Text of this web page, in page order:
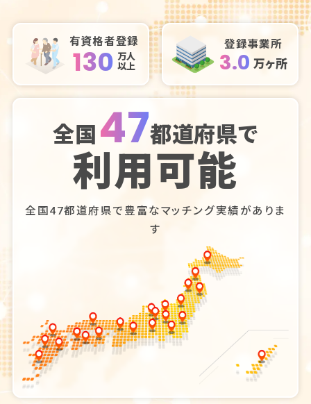
有資格者登録
130 万人
以上
登録事業所
3.0 万ヶ所
全国 47都道府県で
利用可能
全国47都道府県で豊富なマッチング実績がありま
す